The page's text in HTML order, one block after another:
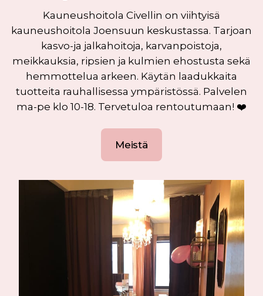
Kauneushoitola Civellin on viihtyisä
kauneushoitola Joensuun keskustassa. Tarjoan
kasvo-ja jalkahoitoja, karvanpoistoja,
meikkauksia, ripsien ja kulmien ehostusta sekä
hemmottelua arkeen. Käytän laadukkaita
tuotteita rauhallisessa ympäristössä. Palvelen
ma-pe klo 10-18. Tervetuloa rentoutumaan! ❤️
Meistä